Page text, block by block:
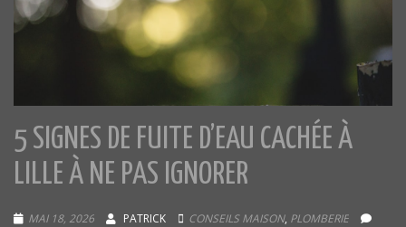
5 SIGNES DE FUITE D’EAU CACHÉE À
LILLE À NE PAS IGNORER
MAI 18, 2026 PATRICK CONSEILS MAISON, PLOMBERIE